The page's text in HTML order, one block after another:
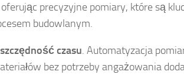
precyzyjne pomiary, które są
budowlanym.
czasu. Automatyzacja
bez potrzeby angażowania